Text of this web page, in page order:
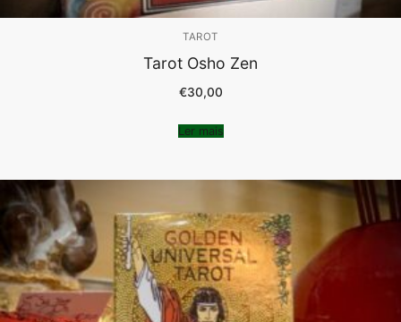
TAROT
Tarot Osho Zen
€30,00
Ler mais